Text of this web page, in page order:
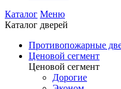
Каталог Меню
Каталог дверей
Противопожарные
Ценовой сегмент
Ценовой сегмент
Дорогие